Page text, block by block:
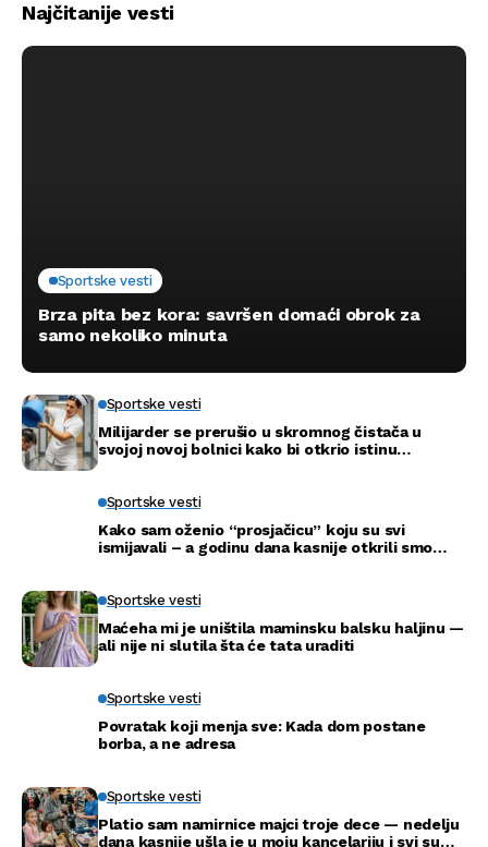
Najčitanije vesti
Sportske vesti
Brza pita bez kora: savršen domaći obrok za
samo nekoliko minuta
Sportske vesti
Milijarder se prerušio u skromnog čistača u
svojoj novoj bolnici kako bi otkrio istinu…
Sportske vesti
Kako sam oženio “prosjačicu” koju su svi
ismijavali – a godinu dana kasnije otkrili smo
Sportske vesti
Maćeha mi je uništila maminsku balsku haljinu —
ali nije ni slutila šta će tata uraditi
Sportske vesti
Povratak koji menja sve: Kada dom postane
borba, a ne adresa
Sportske vesti
Platio sam namirnice majci troje dece — nedelju
dana kasnije ušla je u moju kancelariju i svi su